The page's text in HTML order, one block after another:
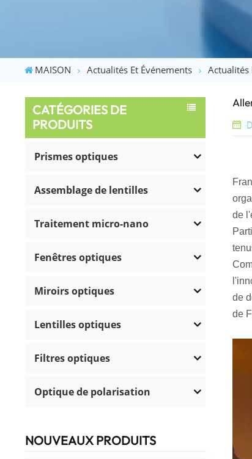
MAISON Actualités Et Événements Actualités
CATÉGORIES DE
PRODUITS
Prismes optiques
Assemblage de lentilles
Traitement micro-nano
Fenêtres optiques
Miroirs optiques
Lentilles optiques
Filtres optiques
Optique de polarisation
NOUVEAUX PRODUITS
de
de
de